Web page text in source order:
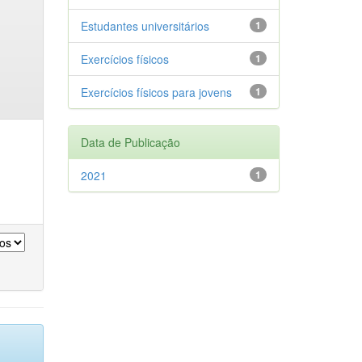
1
Estudantes universitários
1
Exercícios físicos
1
Exercícios físicos para jovens
Data de Publicação
1
2021